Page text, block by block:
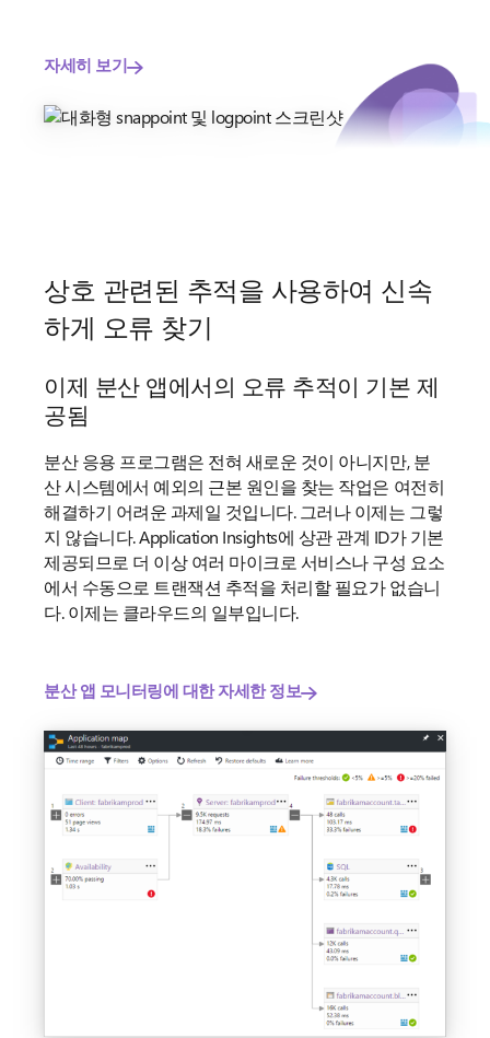
자세히 보기
상호 관련된 추적을 사용하여 신속
하게 오류 찾기
이제 분산 앱에서의 오류 추적이 기본 제
공됨
분산 응용 프로그램은 전혀 새로운 것이 아니지만, 분
산 시스템에서 예외의 근본 원인을 찾는 작업은 여전히
해결하기 어려운 과제일 것입니다. 그러나 이제는 그렇
지 않습니다. Application Insights에 상관 관계 ID가 기본
제공되므로 더 이상 여러 마이크로 서비스나 구성 요소
에서 수동으로 트랜잭션 추적을 처리할 필요가 없습니
다. 이제는 클라우드의 일부입니다.
분산 앱 모니터링에 대한 자세한 정보